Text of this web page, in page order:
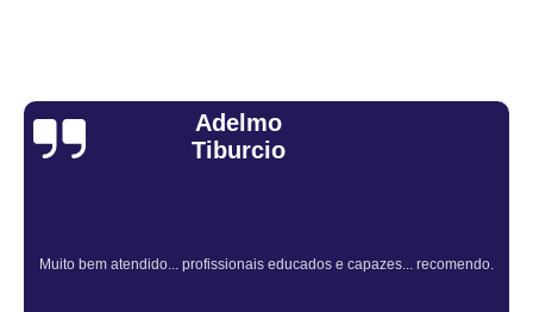
Sandra Fiuza
Atendimento Rápido e Eficiente pelo consultor.